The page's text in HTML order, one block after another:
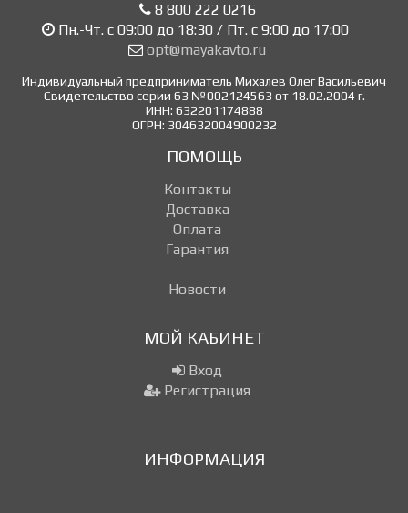
8 800 222 0216
Пн.-Чт. с 09:00 до 18:30 / Пт. с 9:00 до 17:00
opt@mayakavto.ru
Индивидуальный предприниматель Михалев Олег Васильевич
Свидетельство серии 63 №002124563 от 18.02.2004 г.
ИНН: 632201174888
ОГРН: 304632004900232
ПОМОЩЬ
Контакты
Доставка
Оплата
Гарантия
Новости
МОЙ КАБИНЕТ
Вход
Регистрация
ИНФОРМАЦИЯ